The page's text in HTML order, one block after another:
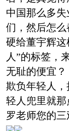
中国那么多
们，然后怎么
硬给董宇辉
人”的标签，
无耻的便宜？
欺负年轻人
轻人兜里就
罗老师您的三